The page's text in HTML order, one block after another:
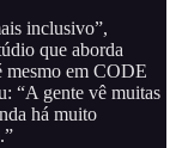
inclusivo”,
que aborda
mesmo em CODE
“A gente vê muitas
há muito